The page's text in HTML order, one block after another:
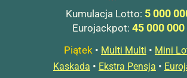
Kumulacja Lotto: 5 000
Eurojackpot: 45 000 000
Piątek • Multi Multi • Mini
Kaskada • Ekstra Pensja •